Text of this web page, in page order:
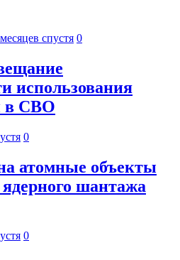
спустя 0
использования
в СВО
0
атомные объекты
шантажа
0